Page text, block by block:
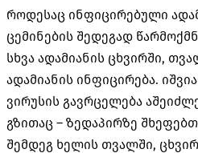
როდესაც ინფიცირებული
ცემინების შედეგად
სხვა ადამიანის ცხვირში,
ადამიანის ინფიცირება.
ვირუსის გავრცელება
გზითაც – ზედაპირზე
შემდეგ ხელის თვალში,